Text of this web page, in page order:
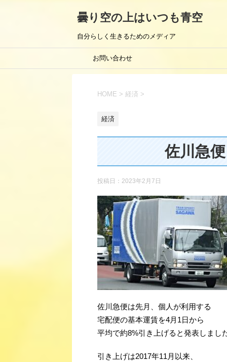
曇り空の上はいつも青空
自分らしく生きるためのメディア
お問い合わせ
HOME > 経済 >
経済
佐川急
投稿日： 2023年2月7日
佐川急便は先月、個人が利用する
宅配便の基本運賃を4月1日から
平均で約8%引き上げると発表しまし
引き上げは2017年11月以来、